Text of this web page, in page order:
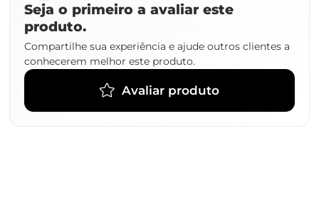
Seja o primeiro a avaliar este
produto.
Compartilhe sua experiência e ajude outros clientes a
conhecerem melhor este produto.
Avaliar produto